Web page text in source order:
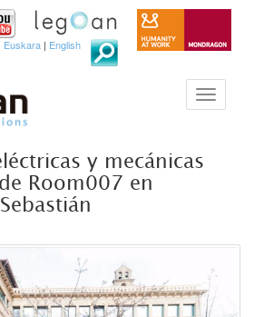
Euskara | English
y mecánicas
Room007 en